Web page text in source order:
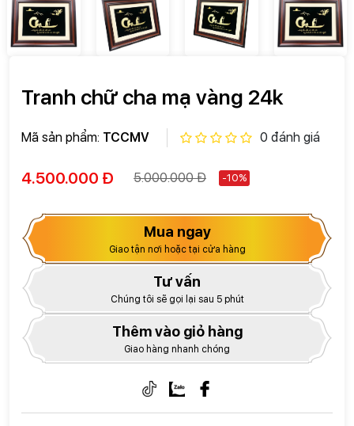
Tranh chữ cha mạ vàng 24k
Mã sản phẩm: TCCMV 0 đánh giá
4.500.000 Đ 5.000.000 Đ -10%
Mua ngay
Giao tận nơi hoặc tại cửa hàng
Tư vấn
Chúng tôi sẽ gọi lại sau 5 phút
Thêm vào giỏ hàng
Giao hàng nhanh chóng